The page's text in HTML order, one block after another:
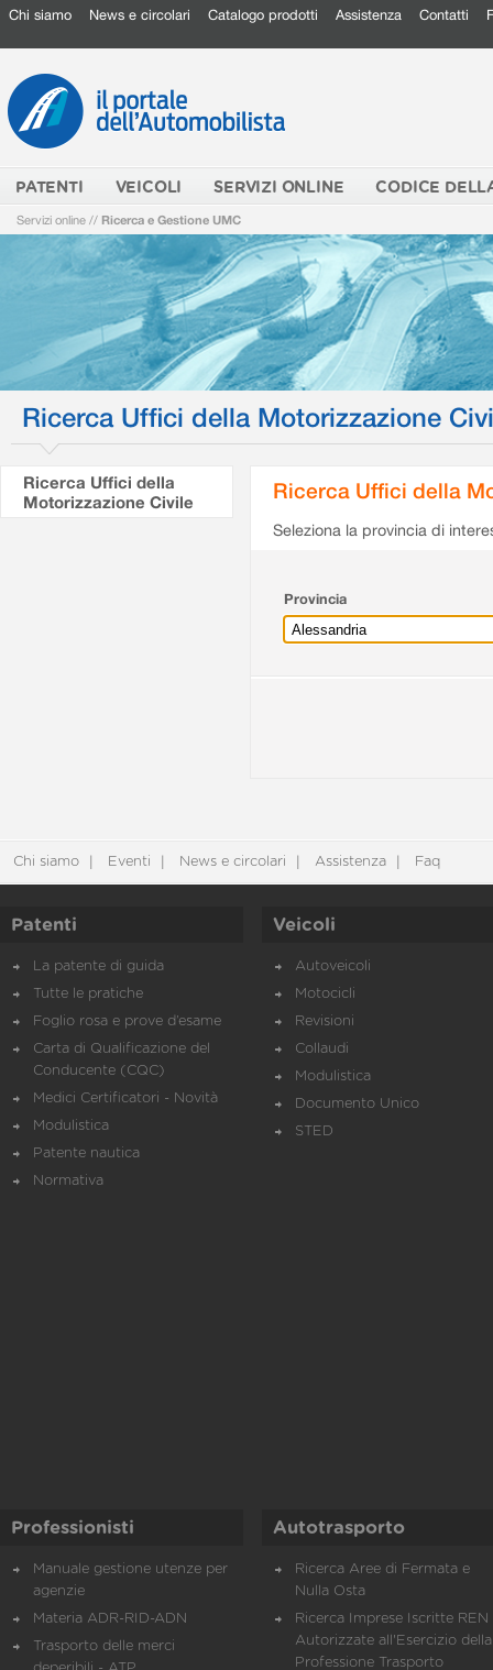
Chi siamo News e circolari Catalogo prodotti Assistenza Contatti
PATENTI VEICOLI SERVIZI ONLINE CODICE
Servizi online // Ricerca e Gestione UMC
Ricerca Uffici della Motorizzazione
Ricerca Uffici della
Motorizzazione Civile
Ricerca Uffici della
Seleziona la provincia di
Provincia
Chi siamo Eventi News e circolari Assistenza Faq
Patenti
La patente di guida
Tutte le pratiche
Foglio rosa e prove d’esame
Carta di Qualificazione del
Conducente (CQC)
Medici Certificatori - Novità
Modulistica
Patente nautica
Normativa
Veicoli
Autoveicoli
Motocicli
Revisioni
Collaudi
Modulistica
Documento Unico
STED
Professionisti
Manuale gestione utenze per
agenzie
Materia ADR-RID-ADN
Trasporto delle merci
Autotrasporto
Ricerca Aree di Fermata e
Nulla Osta
Ricerca Imprese Iscritte REN
Autorizzate all'Esercizio della
Professione Trasporto